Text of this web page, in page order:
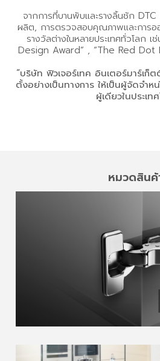
จากการที่บานพับและรางลิ้นชัก
ผลิต, การตรวจสอบคุณภาพและการอ
รางวัลต่างในหลายประเทศทั่วโลก
Design Award” , “The Red Dot
“บริษัท ฟิวเจอร์เทค อินเตอร์มาร์เก็
ตั้งอย่างเป็นทางการ ให้เป็นผู้จัดจำ
ผู้เดียวในประเท
หมวดสินค้